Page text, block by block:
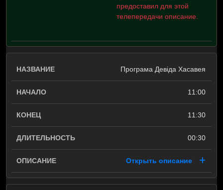
предоставил для этой
телепередачи описание.
Програма Девіда Хасавея
11:00
11:30
00:30
Открыть описание